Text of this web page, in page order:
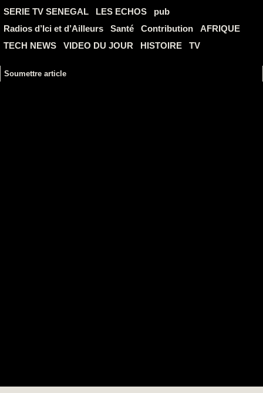
SERIE TV SENEGAL
LES ECHOS
pub
Radios d’Ici et d’Ailleurs
Santé Contribution
AFRIQUE
TECH NEWS
VIDEO DU JOUR HISTOIRE TV
Soumettre article